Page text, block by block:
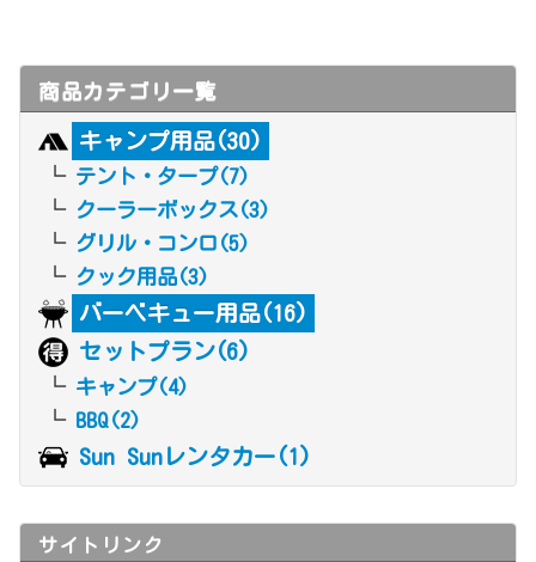
商品カテゴリ一覧
キャンプ用品(30)
テント・タープ(7)
クーラーボックス(3)
グリル・コンロ(5)
クック用品(3)
バーベキュー用品(16)
セットプラン(6)
キャンプ(4)
BBQ(2)
Sun Sunレンタカー(1)
サイトリンク